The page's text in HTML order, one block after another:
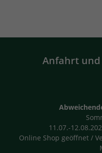
Anfahrt
11.07.-
Online Shop geöffnet /